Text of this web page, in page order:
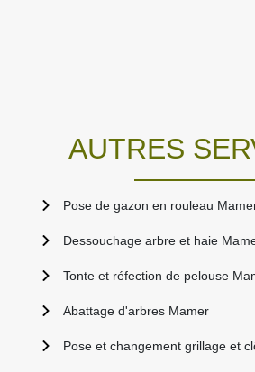
AUTRES
Pose de gazon en rouleau
Dessouchage arbre et haie
Tonte et réfection de pelouse
Abattage d'arbres Mamer
Pose et changement grillage et